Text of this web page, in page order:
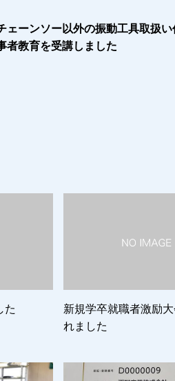
ェーンソー以外の振動工具取扱い
者教育を受講しました
た
新規学卒就職者激励
れました